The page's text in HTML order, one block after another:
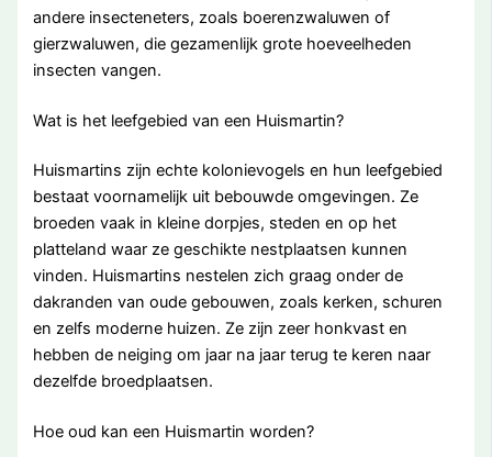
andere insecteneters, zoals boerenzwaluwen of
gierzwaluwen, die gezamenlijk grote hoeveelheden
insecten vangen.
Wat is het leefgebied van een Huismartin?
Huismartins zijn echte kolonievogels en hun leefgebied
bestaat voornamelijk uit bebouwde omgevingen. Ze
broeden vaak in kleine dorpjes, steden en op het
platteland waar ze geschikte nestplaatsen kunnen
vinden. Huismartins nestelen zich graag onder de
dakranden van oude gebouwen, zoals kerken, schuren
en zelfs moderne huizen. Ze zijn zeer honkvast en
hebben de neiging om jaar na jaar terug te keren naar
dezelfde broedplaatsen.
Hoe oud kan een Huismartin worden?